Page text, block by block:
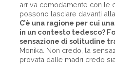
arriva comodamente con le
possono lasciare davanti
C’è una ragione per cui
in un contesto tedesco?
sensazione di solitudine
Monika. Non credo, la
provata dalle madri credo